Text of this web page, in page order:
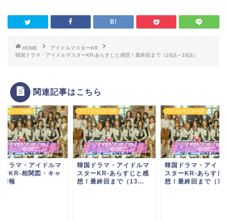
HOME
アイドルマスターKR
韓国ドラマ・アイドルマスターKR-あらすじと感想！最終回まで（16話～18話）
関連記事はこちら
・キャスト情報
ドラマ・アイドルマ
ーKR-相関図・キャ
情報
アイドルマスターKR
韓国ドラマ・アイドルマ
スターKR-あらすじと感
想！最終回まで（13...
アイドルマスターKR
韓国ドラマ・アイド
スターKR-あらすじ
想！最終回まで（